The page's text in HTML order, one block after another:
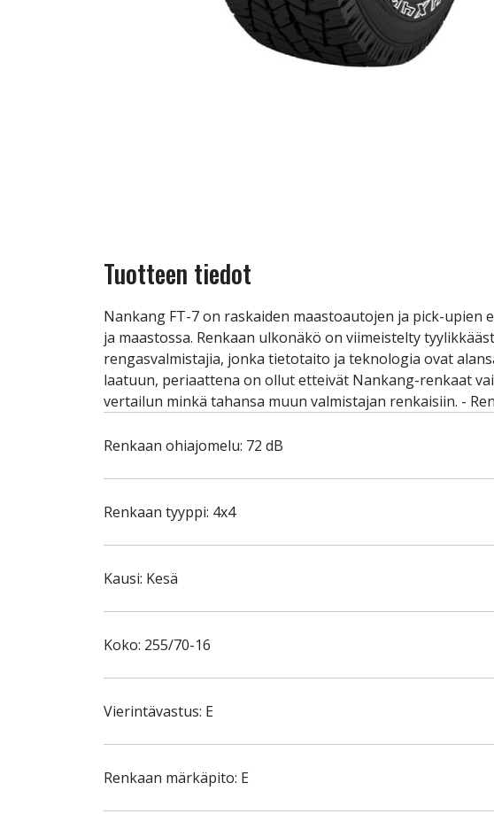
Tuotteen tiedot
Nankang FT-7 on raskaiden maastoautojen ja pick-
ja maastossa. Renkaan ulkonäkö on viimeistelty
rengasvalmistajia, jonka tietotaito ja teknologia ovat
laatuun, periaattena on ollut etteivät Nankang-renkaat
vertailun minkä tahansa muun valmistajan renkaisiin. -
Renkaan ohiajomelu: 72 dB
Renkaan tyyppi: 4x4
Kausi: Kesä
Koko: 255/70-16
Vierintävastus: E
Renkaan märkäpito: E